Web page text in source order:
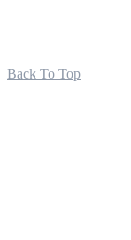
Back To Top